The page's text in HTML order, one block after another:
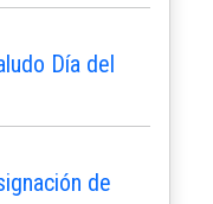
Día del
de